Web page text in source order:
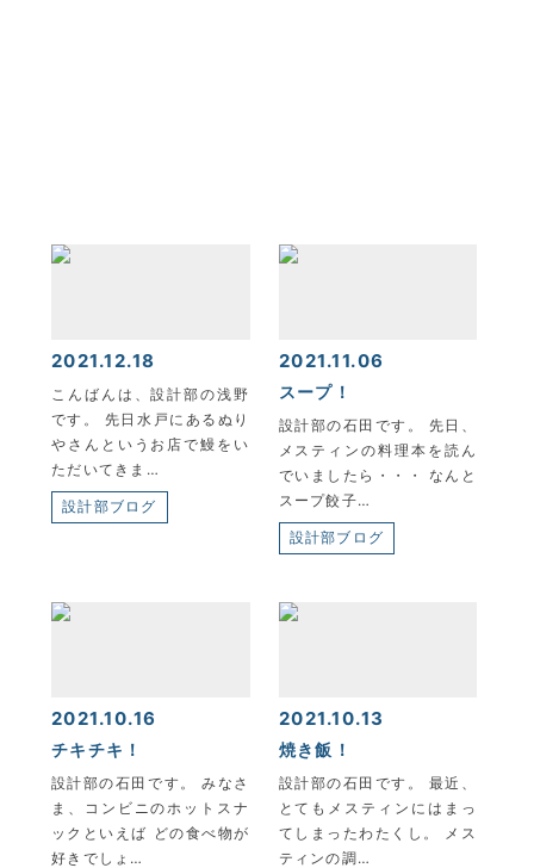
2021.12.18
こんばんは、設計部の浅野
です。 先日水戸にあるぬり
やさんというお店で鰻をい
ただいてきま…
設計部ブログ
2021.11.06
スープ！
設計部の石田です。 先日、
メスティンの料理本を読ん
でいましたら・・・ なんと
スープ餃子…
設計部ブログ
2021.10.16
チキチキ！
設計部の石田です。 みなさ
ま、コンビニのホットスナ
ックといえば どの食べ物が
好きでしょ…
2021.10.13
焼き飯！
設計部の石田です。 最近、
とてもメスティンにはまっ
てしまったわたくし。 メス
ティンの調…